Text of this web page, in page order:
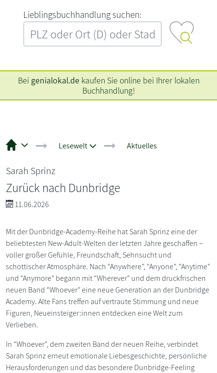
L‍i‍e‍b‍l‍i‍n‍g‍s‍b‍u‍c‍h‍h‍a‍n‍d‍l‍u‍n‍g‍ ‍s‍u‍c‍h‍e‍n‍:‍
Bei genialokal.de kaufen Sie online bei Ihrer lokalen
Buchhandlung!
Lesewelt Aktuelles
Sarah Sprinz
Zurück nach Dunbridge
11.06.2026
Mit der Dunbridge-Academy-Reihe hat Sarah Sprinz eine der
beliebtesten New-Adult-Welten der letzten Jahre geschaffen –
voller großer Gefühle, Freundschaft, Sehnsucht und
schottischer Atmosphäre. Nach “Anywhere”, “Anyone”, “Anytime”
und “Anymore” begann mit “Wherever” und dem druckfrischen
neuen Band “Whoever” eine neue Generation an der Dunbridge
Academy. Alte Fans treffen auf vertraute Stimmung und neue
Figuren, Neueinsteiger:innen entdecken eine Welt zum
Verlieben.
In “Whoever”, dem zweiten Band der neuen Reihe, verbindet
Sarah Sprinz erneut emotionale Liebesgeschichte, persönliche
Herausforderungen und das besondere Dunbridge-Feeling